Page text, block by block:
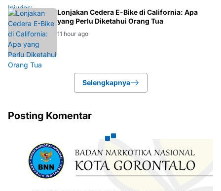
BERITA
Lonjakan Cedera E-Bike di California: Apa
yang Perlu Diketahui Orang Tua
11 hour ago
Selengkapnya
Posting Komentar